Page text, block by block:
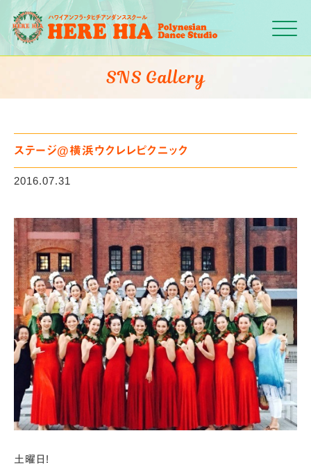
Click
SNS Gallery
ステージ@横浜ウクレレピクニック
2016.07.31
土曜日!